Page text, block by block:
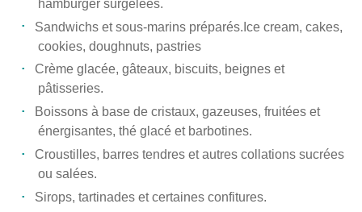
hamburger surgelées.
Sandwichs et sous-marins préparés.Ice cream, cakes,
cookies, doughnuts, pastries
Crème glacée, gâteaux, biscuits, beignes et
pâtisseries.
Boissons à base de cristaux, gazeuses, fruitées et
énergisantes, thé glacé et barbotines.
Croustilles, barres tendres et autres collations sucrées
ou salées.
Sirops, tartinades et certaines confitures.